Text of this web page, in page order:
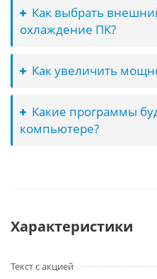
Как выбрать
охлаждение ПК?
Как увеличить
Какие программы
компьютере?
Характеристики
Текст с акцией